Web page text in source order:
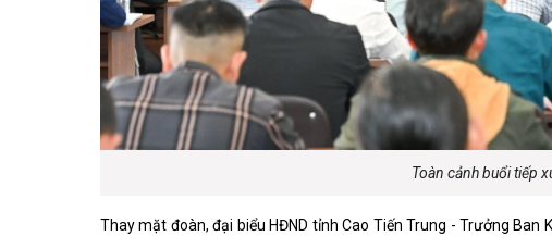
Toàn cảnh buổi tiếp
Thay mặt đoàn, đại biểu HĐND tỉnh Cao Tiến Trung - Trưởng